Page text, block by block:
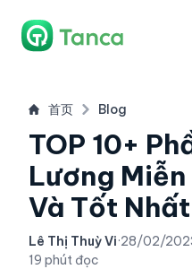
首页 Blog
TOP 10+
Lương
Và Tốt
Lê Thị Thuỳ Vi·28/02/
19 phút đọc